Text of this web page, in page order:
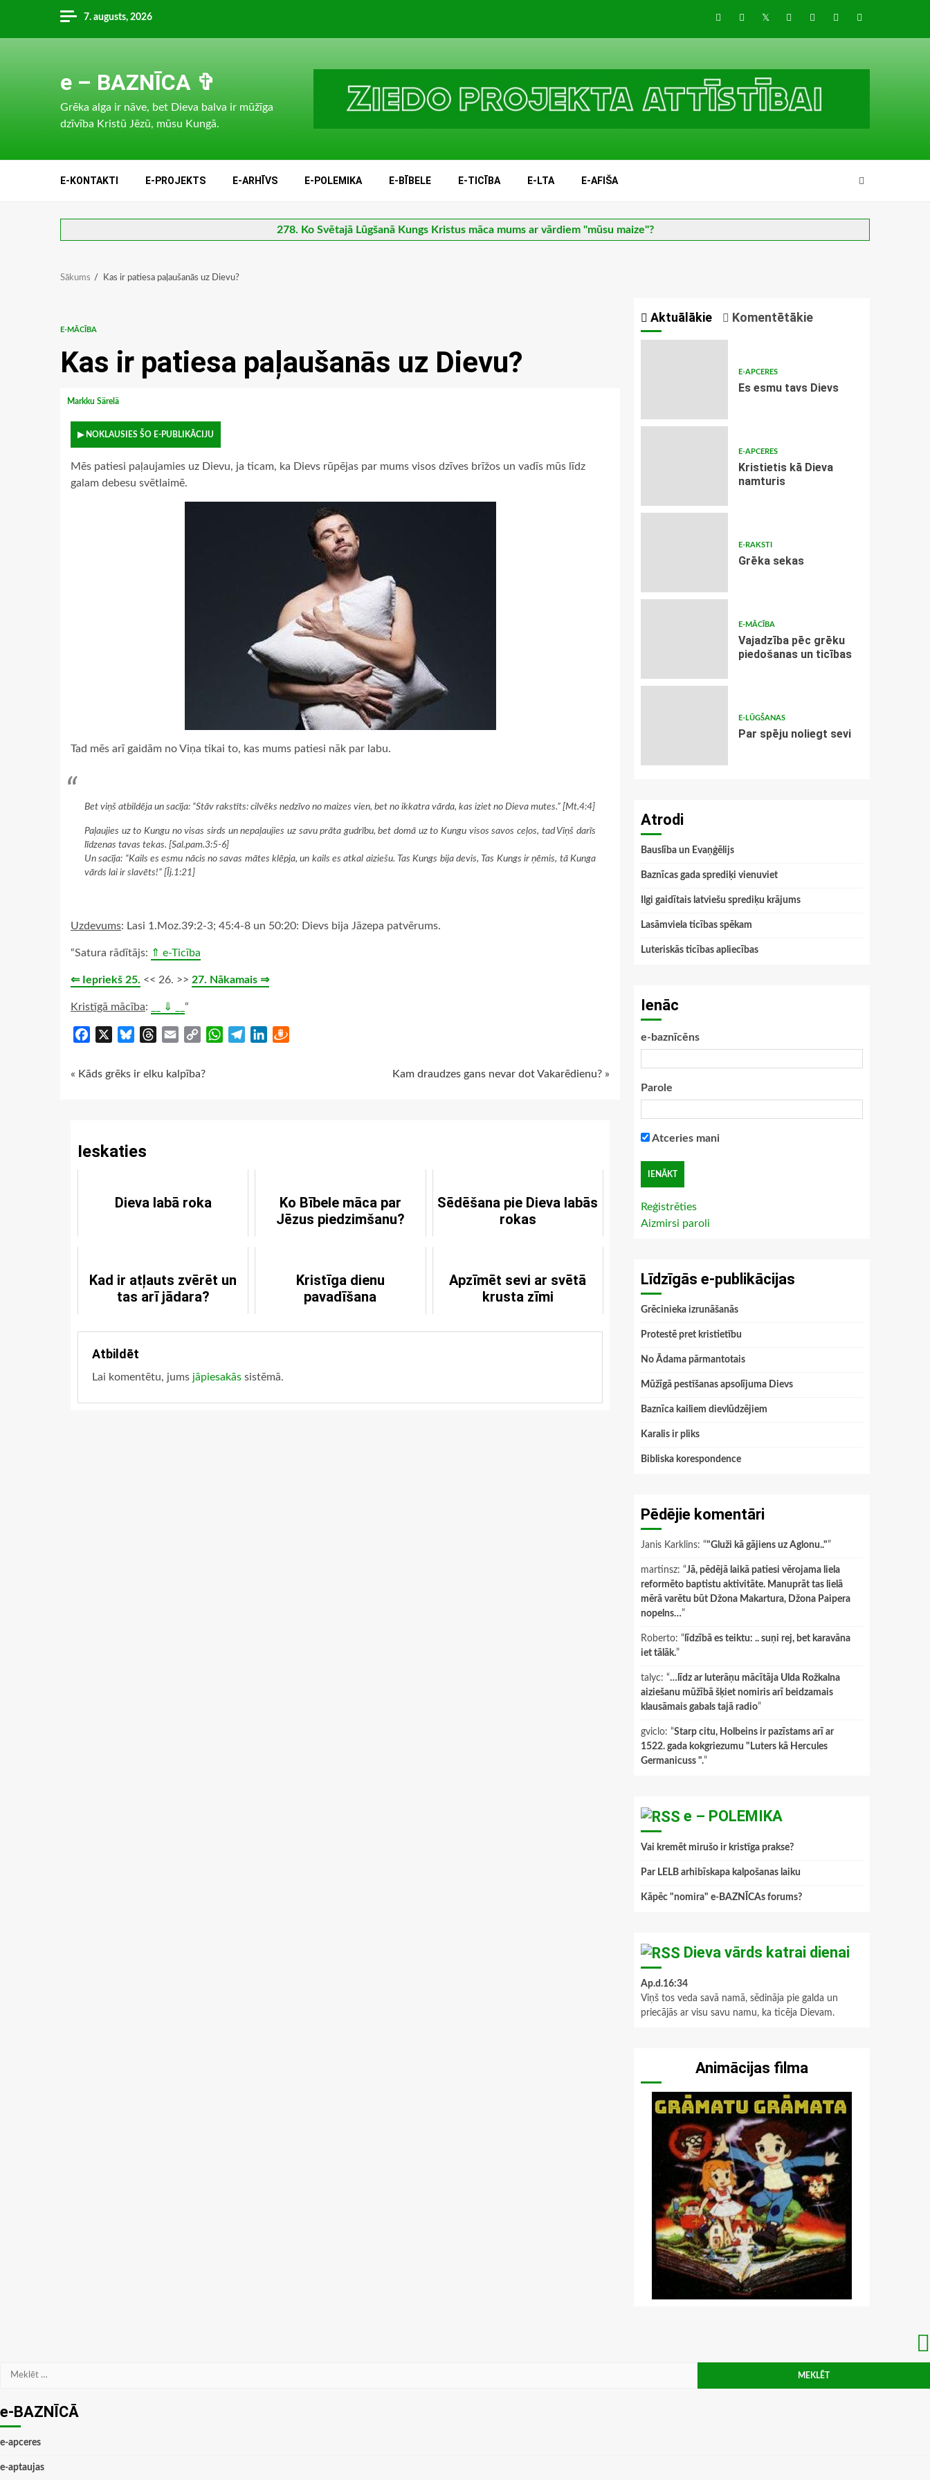
content
7. augusts, 2026 Draugiem
Facebook
TwitterInstagram
LinkedInwhatsapp
RSS
e – BAZNĪCA ✞
Grēka alga ir nāve, bet Dieva balva ir mūžīga
dzīvība Kristū Jēzū, mūsu Kungā.
E-KONTAKTI E-PROJEKTS E-ARHĪVS E-POLEMIKA E-BĪBELE E-TICĪBA E-LTA E-AFIŠA
278. Ko Svētajā Lūgšanā Kungs Kristus māca mums ar vārdiem "mūsu maize"?
Sākums Kas ir patiesa paļaušanās uz Dievu?
E-MĀCĪBA
Kas ir patiesa paļaušanās uz Dievu?
Markku Särelä
▶ NOKLAUSIES ŠO E-PUBLIKĀCIJU
Mēs patiesi paļaujamies uz Dievu, ja ticam, ka Dievs rūpējas par mums visos dzīves brīžos un vadīs mūs līdz
galam debesu svētlaimē.
Tad mēs arī gaidām no Viņa tikai to, kas mums patiesi nāk par labu.
Bet viņš atbildēja un sacīja: “Stāv rakstīts: cilvēks nedzīvo no maizes vien, bet no ikkatra vārda, kas iziet no Dieva mutes.” [Mt.4:4]
Paļaujies uz to Kungu no visas sirds un nepaļaujies uz savu prāta gudrību, bet domā uz to Kungu visos savos ceļos, tad Viņš darīs
līdzenas tavas tekas. [Sal.pam.3:5-6]
Un sacīja: “Kails es esmu nācis no savas mātes klēpja, un kails es atkal aiziešu. Tas Kungs bija devis, Tas Kungs ir ņēmis, tā Kunga
vārds lai ir slavēts!” [Īj.1:21]
Uzdevums: Lasi 1.Moz.39:2-3; 45:4-8 un 50:20: Dievs bija Jāzepa patvērums.
“Satura rādītājs: ⇑ e-Ticība
⇐ Iepriekš 25. << 26. >> 27. Nākamais ⇒
Kristīgā mācība: __ ⇓ __ “
Facebook BlueskyThreads
Email
Copy
WhatsApp
TelegramLinkedIn
Continue
« Kāds grēks ir elku kalpība? Kam draudzes gans nevar dot Vakarēdienu? »
Ieskaties
Dieva labā roka
Ko Bībele māca par
Jēzus piedzimšanu?
Sēdēšana pie Dieva labās
rokas
Kad ir atļauts zvērēt un
tas arī jādara?
Kristīga dienu
pavadīšana
Apzīmēt sevi ar svētā
krusta zīmi
Atbildēt
Lai komentētu, jums jāpiesakās sistēmā.
Aktuālākie Komentētākie
E-APCERES
Es esmu tavs Dievs
E-APCERES
Kristietis kā Dieva
namturis
E-RAKSTI
Grēka sekas
E-MĀCĪBA
Vajadzība pēc grēku
piedošanas un ticības
E-LŪGŠANAS
Par spēju noliegt sevi
Atrodi
Bauslība un Evaņģēlijs
Baznīcas gada sprediķi vienuviet
Ilgi gaidītais latviešu sprediķu krājums
Lasāmviela ticības spēkam
Luteriskās ticības apliecības
Ienāc
e-baznīcēns
Parole
Atceries mani
Reģistrēties
Aizmirsi paroli
Līdzīgās e-publikācijas
Grēcinieka izrunāšanās
Protestē pret kristietību
No Ādama pārmantotais
Mūžīgā pestīšanas apsolījuma Dievs
Baznīca kailiem dievlūdzējiem
Karalis ir pliks
Bibliska korespondence
Pēdējie komentāri
Janis Karklins: “"Gluži kā gājiens uz Aglonu.."”
martinsz: “Jā, pēdējā laikā patiesi vērojama liela
reformēto baptistu aktivitāte. Manuprāt tas lielā
mērā varētu būt Džona Makartura, Džona Paipera
nopelns…”
Roberto: “ līdzībā es teiktu: .. suņi rej, bet karavāna
iet tālāk.”
talyc: “…līdz ar luterāņu mācītāja Ulda Rožkalna
aiziešanu mūžībā šķiet nomiris arī beidzamais
klausāmais gabals tajā radio”
gviclo: “Starp citu, Holbeins ir pazīstams arī ar
1522. gada kokgriezumu "Luters kā Hercules
Germanicuss ".”
e – POLEMIKA
Vai kremēt mirušo ir kristīga prakse?
Par LELB arhibīskapa kalpošanas laiku
Kāpēc "nomira" e-BAZNĪCAs forums?
Dieva vārds katrai dienai
Ap.d.16:34
Viņš tos veda savā namā, sēdināja pie galda un
priecājās ar visu savu namu, ka ticēja Dievam.
Animācijas filma
Meklēt:
e-BAZNĪCĀ
e-apceres
e-aptaujas